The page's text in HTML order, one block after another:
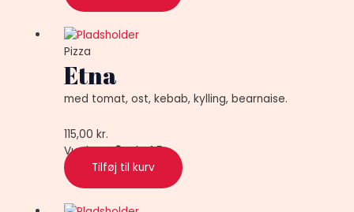
Pizza
Etna
med tomat, ost, kebab, kylling, bearnaise.
115,00kr.
Vurderet0ud af 5
Tilføj til kurv